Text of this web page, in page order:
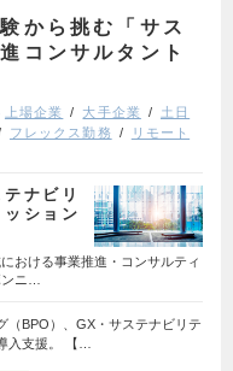
から挑む「サス
コンサルタント
上場企業 大手企業
土日
フレックス勤務
リモート
ナビリ
ション
おける事業推進・コンサルティ
ニ…
（BPO）、GX・サステナビリテ
入支援。 【…